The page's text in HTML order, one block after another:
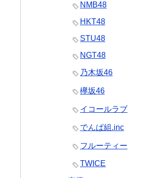
NMB48
HKT48
STU48
NGT48
乃木坂46
欅坂46
イコールラブ
でんぱ組.inc
フルーティー
TWICE